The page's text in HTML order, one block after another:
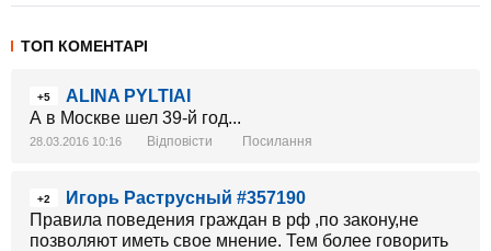
ТОП КОМЕНТАРІ
+5
ALINA PYLTIAI
А в Москве шел 39-й год...
28.03.2016 10:16 Відповісти Посилання
+2
Игорь Раструсный #357190
Правила поведения граждан в рф ,по закону,не
позволяют иметь свое мнение. Тем более говорить